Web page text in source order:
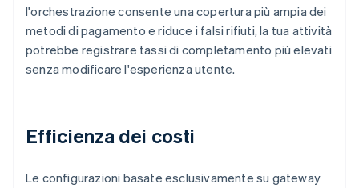
l'orchestrazione consente una copertura più ampia dei
metodi di pagamento e riduce i falsi rifiuti, la tua attività
potrebbe registrare tassi di completamento più elevati
senza modificare l'esperienza utente.
Efficienza dei costi
Le configurazioni basate esclusivamente su gateway